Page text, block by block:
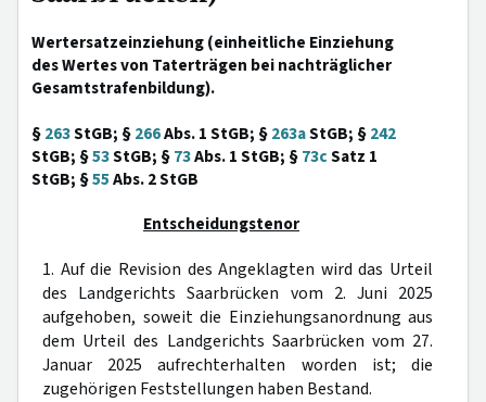
Wertersatzeinziehung (einheitliche Einziehung
des Wertes von Taterträgen bei nachträglicher
Gesamtstrafenbildung).
§263StGB; §266Abs. 1 StGB; §263aStGB; §242
StGB; §53StGB; §73Abs. 1 StGB; §73cSatz 1
StGB; §55Abs. 2 StGB
Entscheidungstenor
1. Auf die Revision des Angeklagten wird das Urteil
des Landgerichts Saarbrücken vom 2. Juni 2025
aufgehoben, soweit die Einziehungsanordnung aus
dem Urteil des Landgerichts Saarbrücken vom 27.
Januar 2025 aufrechterhalten worden ist; die
zugehörigen Feststellungen haben Bestand.